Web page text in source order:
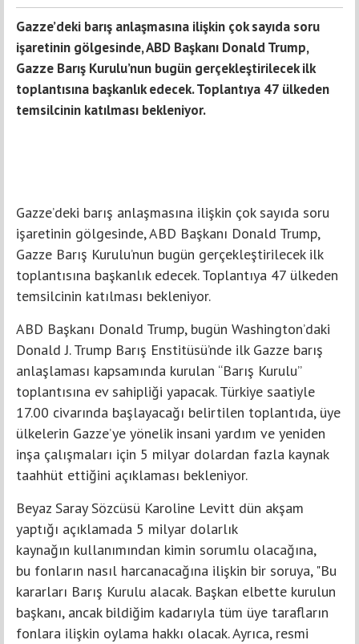
Gazze’deki barış anlaşmasına ilişkin çok sayıda soru
işaretinin gölgesinde, ABD Başkanı Donald Trump,
Gazze Barış Kurulu’nun bugün gerçekleştirilecek ilk
toplantısına başkanlık edecek. Toplantıya 47 ülkeden
temsilcinin katılması bekleniyor.
Gazze’deki barış anlaşmasına ilişkin çok sayıda soru
işaretinin gölgesinde, ABD Başkanı Donald Trump,
Gazze Barış Kurulu’nun bugün gerçekleştirilecek ilk
toplantısına başkanlık edecek. Toplantıya 47 ülkeden
temsilcinin katılması bekleniyor.
ABD Başkanı Donald Trump, bugün Washington’daki
Donald J. Trump Barış Enstitüsü’nde ilk Gazze barış
anlaşlaması kapsamında kurulan “Barış Kurulu”
toplantısına ev sahipliği yapacak. Türkiye saatiyle
17.00 civarında başlayacağı belirtilen toplantıda, üye
ülkelerin Gazze’ye yönelik insani yardım ve yeniden
inşa çalışmaları için 5 milyar dolardan fazla kaynak
taahhüt ettiğini açıklaması bekleniyor.
Beyaz Saray Sözcüsü Karoline Levitt dün akşam
yaptığı açıklamada 5 milyar dolarlık
kaynağın kullanımından kimin sorumlu olacağına,
bu fonların nasıl harcanacağına ilişkin bir soruya, "Bu
kararları Barış Kurulu alacak. Başkan elbette kurulun
başkanı, ancak bildiğim kadarıyla tüm üye tarafların
fonlara ilişkin oylama hakkı olacak. Ayrıca, resmi